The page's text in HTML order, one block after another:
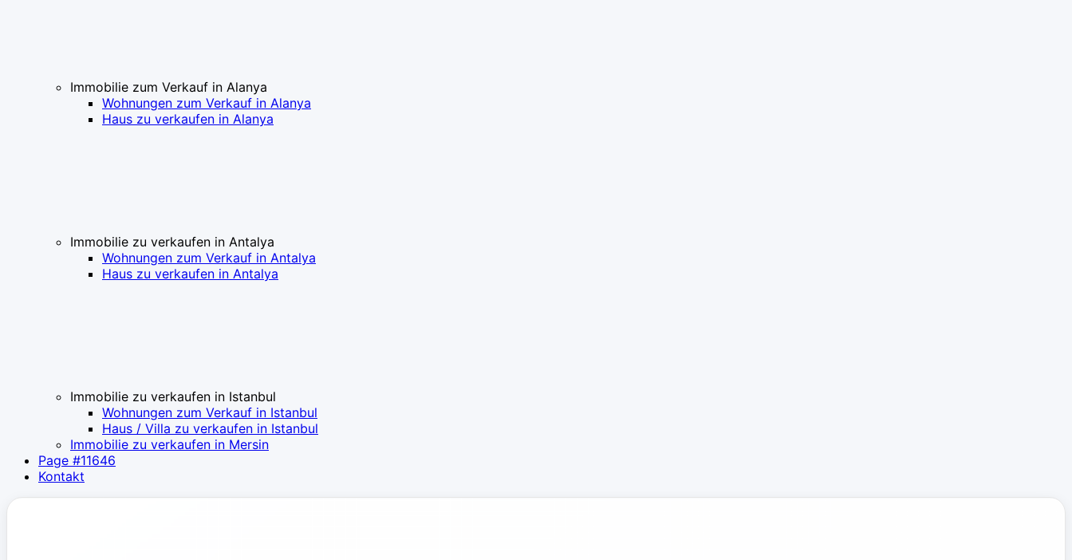
Immobilie zum Verkauf in Alanya
Wohnungen zum Verkauf in Alanya
Haus zu verkaufen in Alanya
Immobilie zu verkaufen in Antalya
Wohnungen zum Verkauf in Antalya
Haus zu verkaufen in Antalya
Immobilie zu verkaufen in Istanbul
Wohnungen zum Verkauf in Istanbul
Haus / Villa zu verkaufen in Istanbul
Immobilie zu verkaufen in Mersin
Page #11646
Kontakt